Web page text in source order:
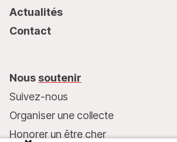
Actualités
Contact
Nous soutenir
Suivez-nous
Organiser une collecte
Honorer un être cher